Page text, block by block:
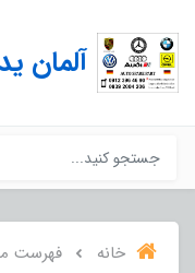
آلمان
خانه
فهرست